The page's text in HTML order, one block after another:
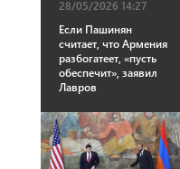
28/05/2026 14:27
Если Пашинян
считает, что Армения
разбогатеет, «пусть
обеспечит», заявил
Лавров